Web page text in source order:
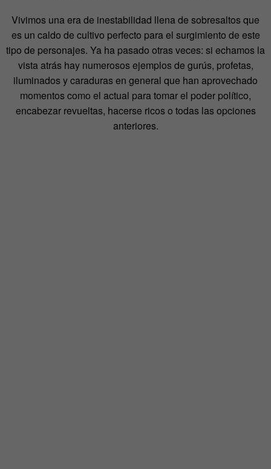
Vivimos una era de inestabilidad llena de sobresaltos que
es un caldo de cultivo perfecto para el surgimiento de este
tipo de personajes. Ya ha pasado otras veces: si echamos la
vista atrás hay numerosos ejemplos de gurús, profetas,
iluminados y caraduras en general que han aprovechado
momentos como el actual para tomar el poder político,
encabezar revueltas, hacerse ricos o todas las opciones
anteriores.